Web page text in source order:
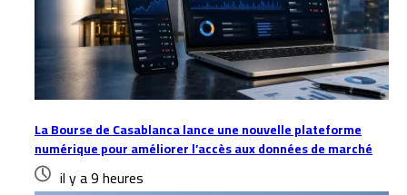
La Bourse de Casablanca lance une nouvelle plateforme
numérique pour améliorer l’accès aux données de marché
il y a 9 heures